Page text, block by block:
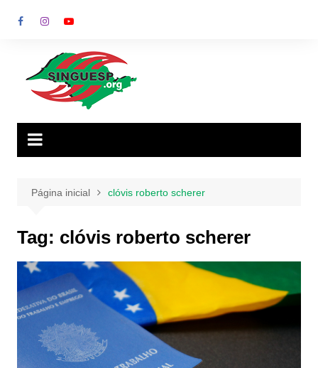
para
Página inicial clóvis roberto scherer
Tag: clóvis roberto scherer